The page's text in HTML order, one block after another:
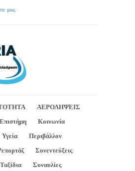
μας.
ΑΕΡΟΛΗΨΕΙΣ
Επιστήμη
Κοινωνία
Υγεία
Περιβάλλον
Συνεντεύξεις
Ταξίδια
Συναυλίες